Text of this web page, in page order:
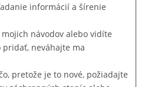
informácií a šírenie
návodov alebo vidíte
neváhajte ma
pretože je to nové, požiadajte